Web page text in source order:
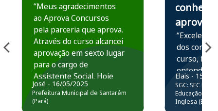
“Meus agradecimentos
ao Aprova Concursos
pela parceria que aprova.
Através do curso alcancei
aprovação em sexto lugar
para o cargo de
Assistente Social. Hoje
estou atuando na
Prefeitura de Santarém.
José - 16/05/2025
Prefeitura Municipal de Santarém
(Pará)
conhece,
aprova
“Excelente
dos
curso,
entender e
prática
resolução
questões.”
Elais - 15/07/
SGC: SEC BA
Educação
Inglesa (Edital